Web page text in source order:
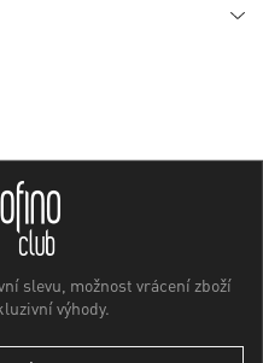
slevu, možnost vrácení zboží
výhody.